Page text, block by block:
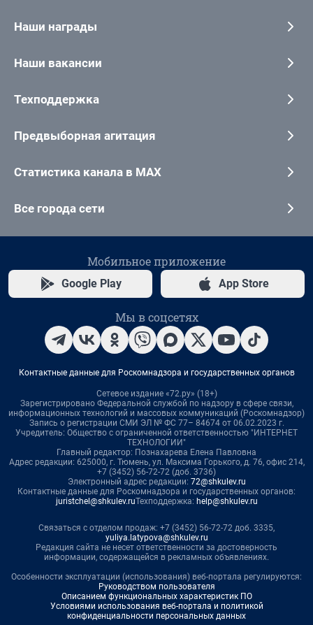
Наши награды
Наши вакансии
Техподдержка
Предвыборная агитация
Статистика канала в MAX
Все города сети
Мобильное приложение
Google Play App Store
Мы в соцсетях
Контактные данные для Роскомнадзора и государственных органов
Сетевое издание «72.ру» (18+)
Зарегистрировано Федеральной службой по надзору в сфере связи,
информационных технологий и массовых коммуникаций (Роскомнадзор)
Запись о регистрации СМИ ЭЛ № ФС 77– 84674 от 06.02.2023 г.
Учредитель: Общество с ограниченной ответственностью "ИНТЕРНЕТ
ТЕХНОЛОГИИ"
Главный редактор: Познахарева Елена Павловна
Адрес редакции: 625000, г. Тюмень, ул. Максима Горького, д. 76, офис 214,
+7 (3452) 56-72-72 (доб. 3736)
Электронный адрес редакции: 72@shkulev.ru
Контактные данные для Роскомнадзора и государственных органов:
juristchel@shkulev.ruТехподдержка: help@shkulev.ru
Связаться с отделом продаж: +7 (3452) 56-72-72 доб. 3335,
yuliya.latypova@shkulev.ru
Редакция сайта не несет ответственности за достоверность
информации, содержащейся в рекламных объявлениях.
Особенности эксплуатации (использования) веб-портала регулируются:
Руководством пользователя
Описанием функциональных характеристик ПО
Условиями использования веб-портала и политикой
конфиденциальности персональных данных